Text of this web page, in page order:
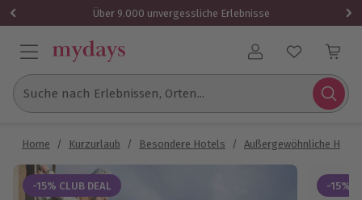
Über 9.000 unvergessliche Erlebnisse
Benutzerkonto
Suche nach Erlebnissen, Orten...
Home / Kurzurlaub / Besondere Hotels / Außergewöhnliche
-15% CLUB DEAL -15%